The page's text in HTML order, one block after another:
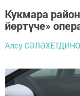
Кукмара
йөртүче»
Алсу